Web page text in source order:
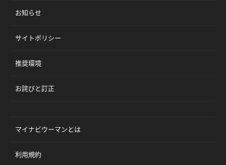
お知らせ
サイトポリシー
推奨環境
お詫びと訂正
マイナビウーマンとは
利用規約